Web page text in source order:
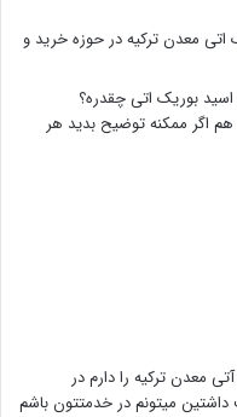
معدن ترکیه در حوزه خرید و
اگر ممکنه توضیح بدید هر
معدن ترکیه را دارم در
میتونم در خدمتتون باشم